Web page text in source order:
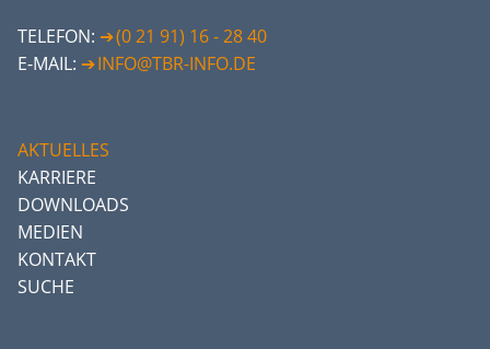
TELEFON:
(0 21 91) 16 - 28 40
E-MAIL:
INFO@TBR-INFO.DE
AKTUELLES
KARRIERE
DOWNLOADS
MEDIEN
KONTAKT
SUCHE